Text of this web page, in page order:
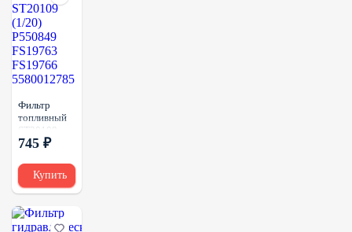
Фильтр
топливный
ST20109
(1/20)
FS19763
FS19766
5580012785
745 ₽
Купить